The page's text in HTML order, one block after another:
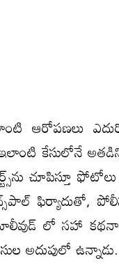
ఆరోపణలు
కేసులోనే
చూపిస్తూ
ఫిర్యాదుతో,
లో సహా
అదుపులో ఉన్నాడు.